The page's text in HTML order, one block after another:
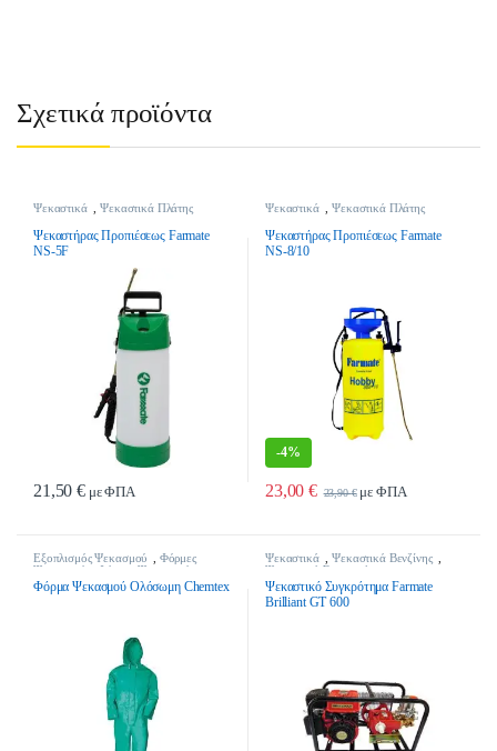
Σχετικά προϊόντα
Ψεκαστικά ,Ψεκαστικά Πλάτης
Ψεκαστήρας Προπιέσεως Farmate
NS-5F
21,50€ με ΦΠΑ
Ψεκαστικά ,Ψεκαστικά Πλάτης
Ψεκαστήρας Προπιέσεως Farmate
NS-8/10
-4%
23,00€ 23,90€με ΦΠΑ
Εξοπλισμός Ψεκασμού , Φόρμες
Ψεκασμού
Φόρμες Ψεκασμού -
Stock ,Ψεκαστικά
Φόρμα Ψεκασμού Ολόσωμη Chemtex
Ψεκαστικά ,Ψεκαστικά Βενζίνης ,
Ψεκαστικά Συγκροτήματα
Ψεκαστικό Συγκρότημα Farmate
Brilliant GT 600